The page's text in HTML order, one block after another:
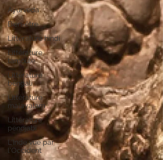
Ayurveda
Bien-être
Littérature hindi
Littérature
tamoule
Littérature
bengali
Littérature
malayalam
Littérature
pendjabi
L'Inde vue par
l'Occident